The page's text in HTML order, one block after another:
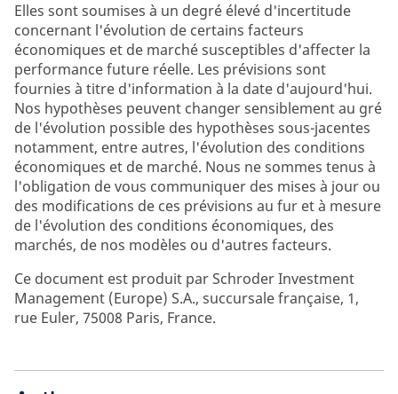
Elles sont soumises à un degré élevé d'incertitude
concernant l'évolution de certains facteurs
économiques et de marché susceptibles d'affecter la
performance future réelle. Les prévisions sont
fournies à titre d'information à la date d'aujourd'hui.
Nos hypothèses peuvent changer sensiblement au gré
de l'évolution possible des hypothèses sous-jacentes
notamment, entre autres, l'évolution des conditions
économiques et de marché. Nous ne sommes tenus à
l'obligation de vous communiquer des mises à jour ou
des modifications de ces prévisions au fur et à mesure
de l'évolution des conditions économiques, des
marchés, de nos modèles ou d'autres facteurs.
Ce document est produit par Schroder Investment
Management (Europe) S.A., succursale française, 1,
rue Euler, 75008 Paris, France.